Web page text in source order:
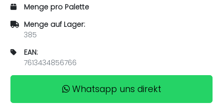
Menge pro Palette
Menge auf Lager:
385
EAN:
7613434856766
Whatsapp uns direkt